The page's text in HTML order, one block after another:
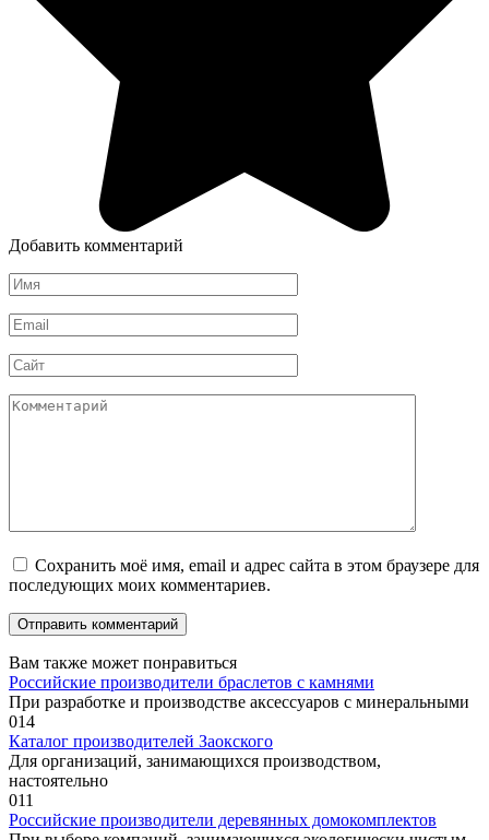
Добавить комментарий
Имя
*
Email
*
Сайт
Комментарий
Сохранить моё имя, email и адрес сайта в этом браузере для
последующих моих комментариев.
Вам также может понравиться
Российские производители браслетов с камнями
При разработке и производстве аксессуаров с минеральными
014
Каталог производителей Заокского
Для организаций, занимающихся производством,
настоятельно
011
Российские производители деревянных домокомплектов